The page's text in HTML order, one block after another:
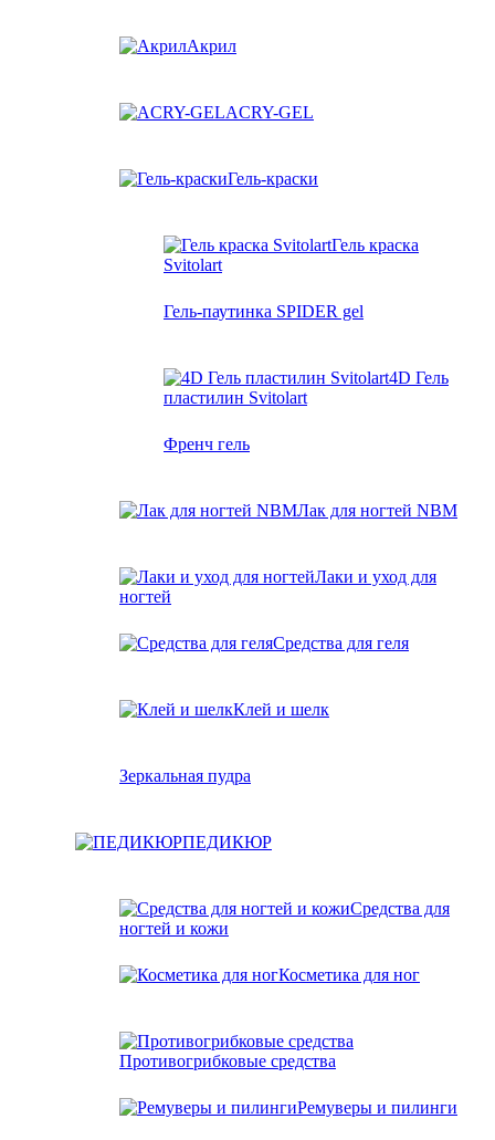
Акрил
ACRY-GEL
Гель-краски
Гель краска
Svitolart
Гель-паутинка SPIDER gel
4D Гель
пластилин Svitolart
Френч гель
Лак для ногтей NBM
Лаки и уход для
ногтей
Средства для геля
Клей и шелк
Зеркальная пудра
ПЕДИКЮР
Средства для
ногтей и кожи
Косметика для ног
Противогрибковые средства
Ремуверы и пилинги